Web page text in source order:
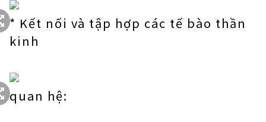
* Kết nối và tập hợp các tế bào thần
kinh
quan hệ: